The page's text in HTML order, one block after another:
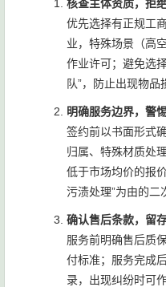
核查主体资质，拒
优先选择有正规工
业，特殊场景（高
作业许可；避免选
队”，防止出现物品
明确服务边界，警
签约前以书面形式
归属、特殊材质处
低于市场均价的报
污渍处理”为由的二
确认售后条款，留
服务前明确售后质
付标准；服务完成
录，出现纠纷时可